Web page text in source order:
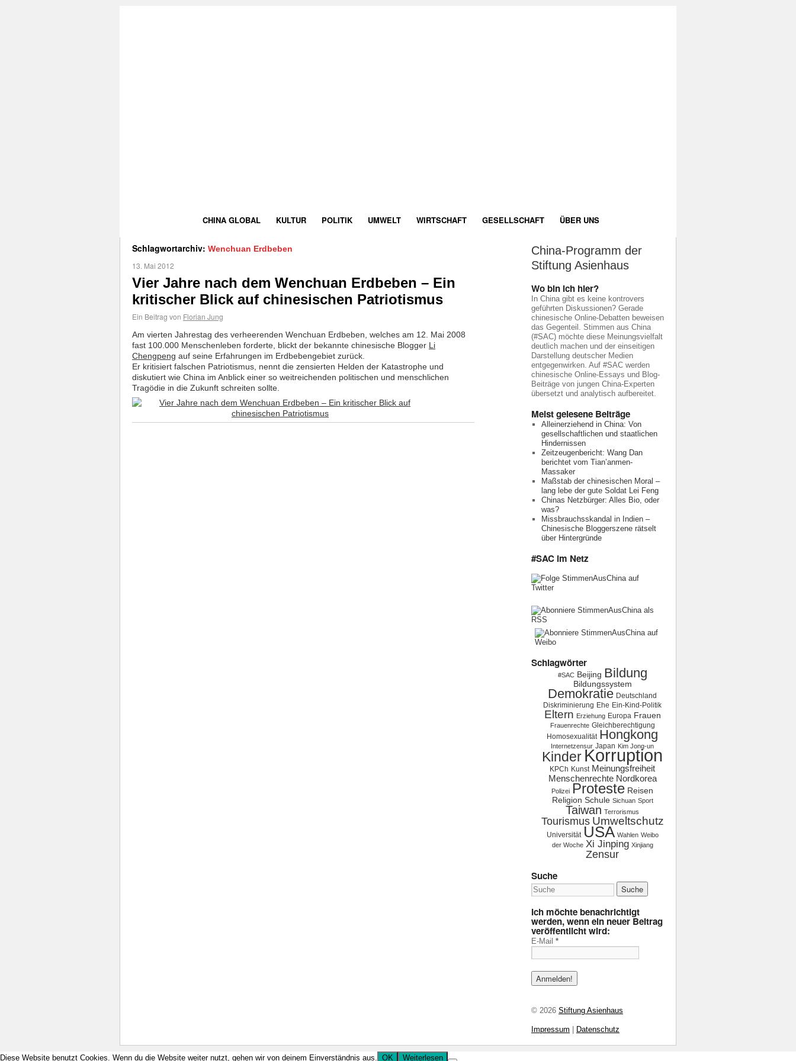
CHINA GLOBAL KULTUR POLITIK UMWELT WIRTSCHAFT GESELLSCHAFT ÜBER UNS
Schlagwortarchiv: Wenchuan Erdbeben
13. Mai 2012
Vier Jahre nach dem Wenchuan Erdbeben – Ein
kritischer Blick auf chinesischen Patriotismus
Ein Beitrag von Florian Jung
Am vierten Jahrestag des verheerenden Wenchuan Erdbeben, welches am 12. Mai 2008
fast 100.000 Menschenleben forderte, blickt der bekannte chinesische Blogger Li
Chengpeng auf seine Erfahrungen im Erdbebengebiet zurück.
Er kritisiert falschen Patriotismus, nennt die zensierten Helden der Katastrophe und
diskutiert wie China im Anblick einer so weitreichenden politischen und menschlichen
Tragödie in die Zukunft schreiten sollte.
China-Programm der
Stiftung Asienhaus
Wo bin ich hier?
In China gibt es keine kontrovers
geführten Diskussionen? Gerade
chinesische Online-Debatten beweisen
das Gegenteil. Stimmen aus China
(#SAC) möchte diese Meinungsvielfalt
deutlich machen und der einseitigen
Darstellung deutscher Medien
entgegenwirken. Auf #SAC werden
chinesische Online-Essays und Blog-
Beiträge von jungen China-Experten
übersetzt und analytisch aufbereitet.
Meist gelesene Beiträge
Alleinerziehend in China: Von
gesellschaftlichen und staatlichen
Hindernissen
Zeitzeugenbericht: Wang Dan
berichtet vom Tian’anmen-
Massaker
Maßstab der chinesischen Moral –
lang lebe der gute Soldat Lei Feng
Chinas Netzbürger: Alles Bio, oder
was?
Missbrauchsskandal in Indien –
Chinesische Bloggerszene rätselt
über Hintergründe
#SAC im Netz
Schlagwörter
#SAC Beijing Bildung
Bildungssystem
Demokratie Deutschland
Diskriminierung Ehe Ein-Kind-Politik
Eltern Erziehung Europa Frauen
Frauenrechte Gleichberechtigung
Homosexualität Hongkong
Internetzensur Japan Kim Jong-un
KinderKorruption
KPCh Kunst Meinungsfreiheit
Menschenrechte Nordkorea
Polizei Proteste Reisen
Religion Schule Sichuan Sport
Taiwan Terrorismus
Tourismus Umweltschutz
Universität USA Wahlen Weibo
der Woche Xi Jinping Xinjiang
Zensur
Suche
Ich möchte benachrichtigt
werden, wenn ein neuer Beitrag
veröffentlicht wird:
E-Mail *
© 2026 Stiftung Asienhaus
Impressum Datenschutz
Diese Website benutzt Cookies. Wenn du die Website weiter nutzt, gehen wir von deinem Einverständnis aus. OK Weiterlesen